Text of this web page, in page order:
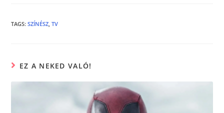
b
o
k
er
TAGS:SZÍNÉSZ, TV
EZ A NEKED VALÓ!